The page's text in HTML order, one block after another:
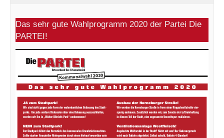
Das sehr gute Wahlprogramm 2020 der Partei Die
PARTEI!